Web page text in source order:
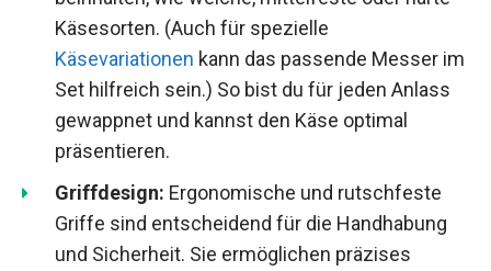
Käsesorten. (Auch für spezielle
Käsevariationen kann das passende Messer im
Set hilfreich sein.) So bist du für jeden Anlass
gewappnet und kannst den Käse optimal
präsentieren.
Griffdesign: Ergonomische und rutschfeste
Griffe sind entscheidend für die Handhabung
und Sicherheit. Sie ermöglichen präzises